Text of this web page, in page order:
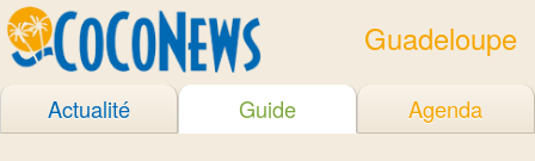
Guadeloupe
Actualité Guide Agenda